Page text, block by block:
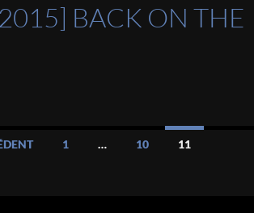
BACK ON THE
1 … 10 11